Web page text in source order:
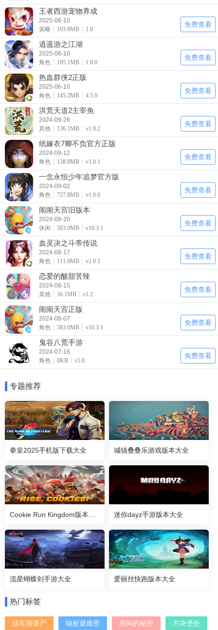
王者西游宠物养成
2025-06-10
策略
103.8MB 1.0
免费查看
逍遥游之江湖
2025-06-10
角色
195.1MB 1.0.0
免费查看
热血群侠2正版
2025-06-10
角色
145.2MB 4.5.0
免费查看
洪荒天道2主宰免
2024-09-26
其他
136.1MB v1.0.2
免费查看
纸嫁衣7卿不负官方正版
2024-09-12
角色
138.8MB v1.0.1
免费查看
一念永恒少年追梦官方版
2024-09-02
角色
727.8MB v1.0.0
免费查看
闹闹天宫旧版本
2024-08-20
休闲
583.0MB v10.3.1
免费查看
血灵决之斗帝传说
2024-08-17
角色
111.0MB v2.0.1
免费查看
恋爱的酸甜苦辣
2024-08-15
其他
56.1MB v1.2
免费查看
闹闹天宫正版
2024-08-07
角色
583.0MB v10.3.1
免费查看
鬼谷八荒手游
2024-07-16
角色
0KB v1.0
免费查看
专题推荐
拳皇2025手机版下载大全 城镇叠叠乐游戏版本大全
迷你dayz手游版本大全
流星蝴蝶剑手游大全 爱丽丝快跑版本大全
热门标签
战车撞僵尸 辐射避难所 房间的秘密 方块堡垒